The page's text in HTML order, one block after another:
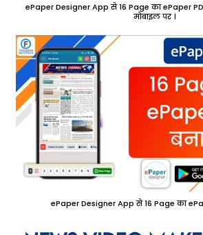
ePaper Designer App से 16 Page का ePaper
मोबाइल पर ।
ePaper Designer App से 16 Page का